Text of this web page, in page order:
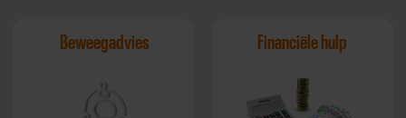
Beweegadvies Financiële hulp